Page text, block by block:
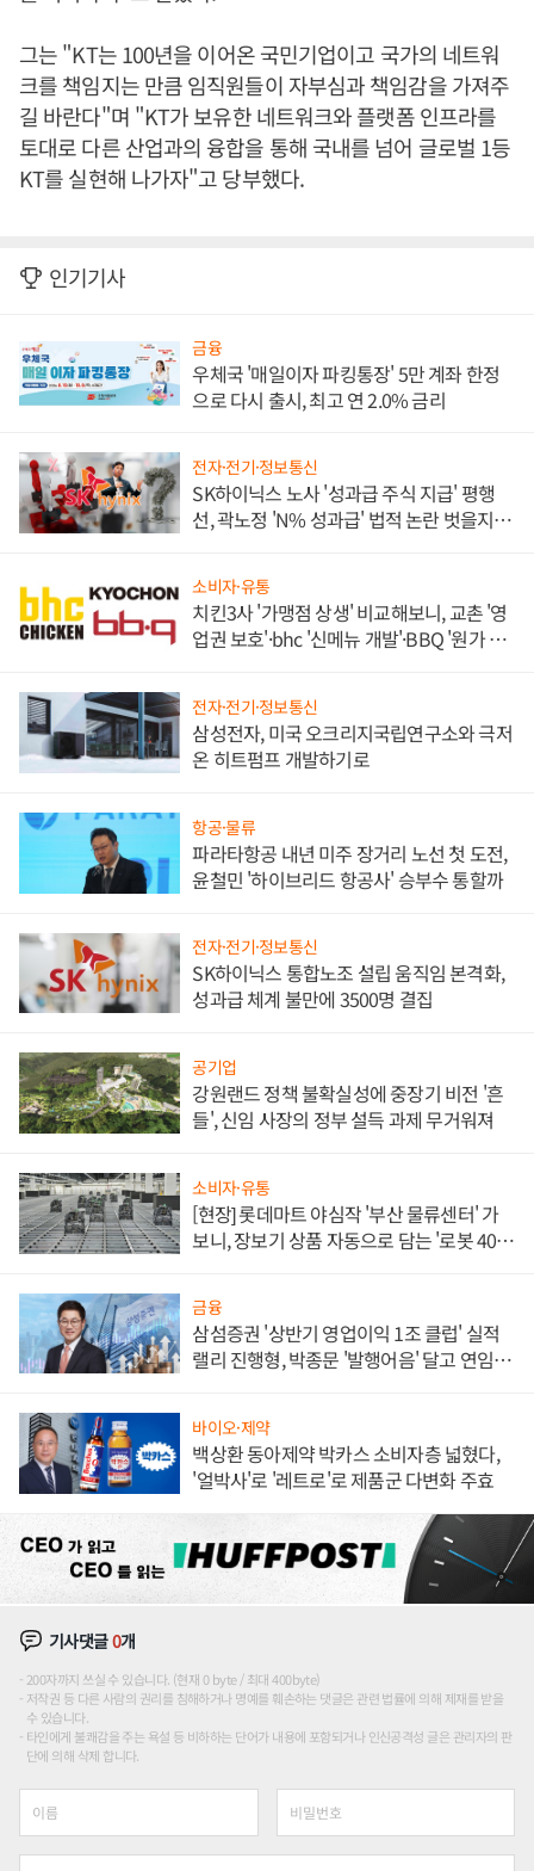
그는 "KT는 100년을 이어온 국민기업이고 국가의 네트워
크를 책임지는 만큼 임직원들이 자부심과 책임감을 가져주
길 바란다"며 "KT가 보유한 네트워크와 플랫폼 인프라를
토대로 다른 산업과의 융합을 통해 국내를 넘어 글로벌 1등
KT를 실현해 나가자"고 당부했다.
인기기사
금융
우체국 '매일이자 파킹통장' 5만 계좌 한정
으로 다시 출시, 최고 연 2.0% 금리
전자·전기·정보통신
SK하이닉스 노사 '성과급 주식 지급' 평행
선, 곽노정 'N% 성과급' 법적 논란 벗을지 주
소비자·유통
치킨3사 '가맹점 상생' 비교해보니, 교촌 '영
업권 보호'·bhc '신메뉴 개발'·BBQ '원가 부
전자·전기·정보통신
삼성전자, 미국 오크리지국립연구소와 극저
온 히트펌프 개발하기로
항공·물류
파라타항공 내년 미주 장거리 노선 첫 도전,
윤철민 '하이브리드 항공사' 승부수 통할까
전자·전기·정보통신
SK하이닉스 통합노조 설립 움직임 본격화,
성과급 체계 불만에 3500명 결집
공기업
강원랜드 정책 불확실성에 중장기 비전 '흔
들', 신임 사장의 정부 설득 과제 무거워져
소비자·유통
[현장] 롯데마트 야심작 '부산 물류센터' 가
보니, 장보기 상품 자동으로 담는 '로봇 400
금융
삼섬증권 '상반기 영업이익 1조 클럽' 실적
랠리 진행형, 박종문 '발행어음' 달고 연임 향
바이오·제약
백상환 동아제약 박카스 소비자층 넓혔다,
'얼박사'로 '레트로'로 제품군 다변화 주효
기사댓글0개
200자까지 쓰실 수 있습니다. (현재 0 byte / 최대 400byte)
저작권 등 다른 사람의 권리를 침해하거나 명예를 훼손하는 댓글은 관련 법률에 의해 제재를 받을
수 있습니다.
타인에게 불쾌감을 주는 욕설 등 비하하는 단어가 내용에 포함되거나 인신공격성 글은 관리자의 판
단에 의해 삭제 합니다.